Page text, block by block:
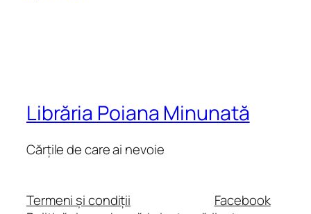
Librăria Poiana Minunată
Cărțile de care ai nevoie
Termeni și condiții
Facebook